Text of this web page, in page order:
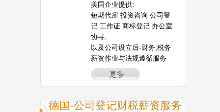
美国企业提供:
短期代雇 投资咨询 公司登
记 工作证 商标登记 办公室
协寻,
以及公司设立后-财务,税务
薪资作业与法规遵循服务
德国-公司登记财税薪资服务